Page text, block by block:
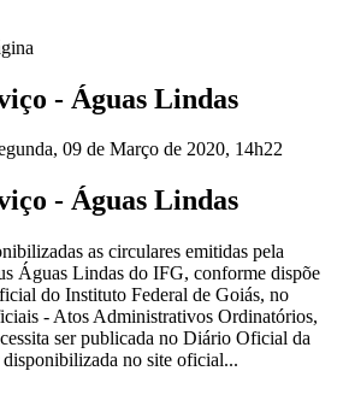
- Águas Lindas
09 de Março de 2020, 14h22
- Águas Lindas
as circulares emitidas pela
Águas Lindas do IFG, conforme dispõe
do Instituto Federal de Goiás, no
- Atos Administrativos Ordinatórios,
ser publicada no Diário Oficial da
no site oficial...